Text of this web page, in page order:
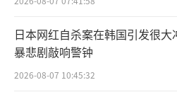
实研发环境。尝试将创
开源代码，一个亮眼的
空洞的简历更有说服力。
日本网红自杀案在韩国引发很大
暴悲剧敲响警钟
2026-08-07 10:45:32